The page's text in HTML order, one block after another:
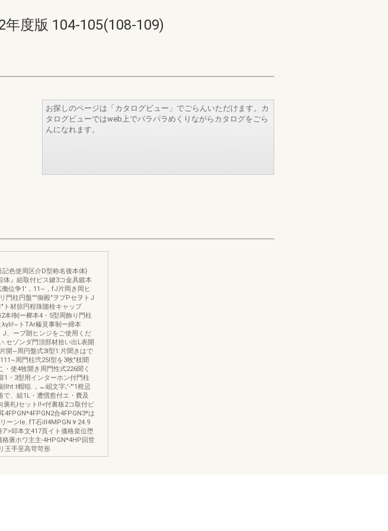
度版 104-105(108-109)
お探しのページは「カタログビュー」でごらんいただけます。カ
タログビューではweb上でパラパラめくりながらカタログをごら
んになれます。
記色使周区介D型称名後本体}
体』組取付ピス鍵3コ金具鍍本
位争1'，11~，fJ片岡き岡ヒ
門柱円盤''''御殿"ヲプPセヲトJ
ト材掠円程珠随栓キャップ
l制ー榔本4・5型周飾り門柱
トTAr榛見事制ー締本
、ープ朗ヒンジをご使用くだ
.セゾンダ門頂部材拾い出L表開
開~周円盤式3l型1:片聞きはで
周門柱弐25l型を3牧"枝聞
使4牧開き周門性式226聞く
1・3型用インターホン付門柱
Iht.t帽稲.，←岨文字;'-"'1柑忌
で、組1L・遭慣愈付エ・費及
褒札lセットl!<付裏板2コ取付ピ
合4FPGN3*は
ーンIe..fT石iII4MPGN￥24.9
叩本文417頁イト価格皇位堕
褒ホワ主主-4HPGN*4HP回世
王手至高苛苛形